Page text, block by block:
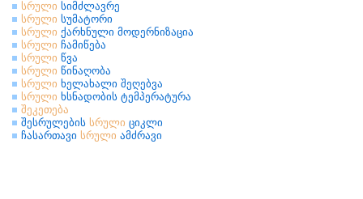
სრული სიმძლავრე
სრული სუმატორი
სრული ქარხნული მოდერნიზაცია
სრული ჩამიწება
სრული წვა
სრული წინაღობა
სრული ხელახალი შეღებვა
სრული ხსნადობის ტემპერატურა
შეკეთება
შესრულების სრული ციკლი
ჩასართავი სრული ამძრავი